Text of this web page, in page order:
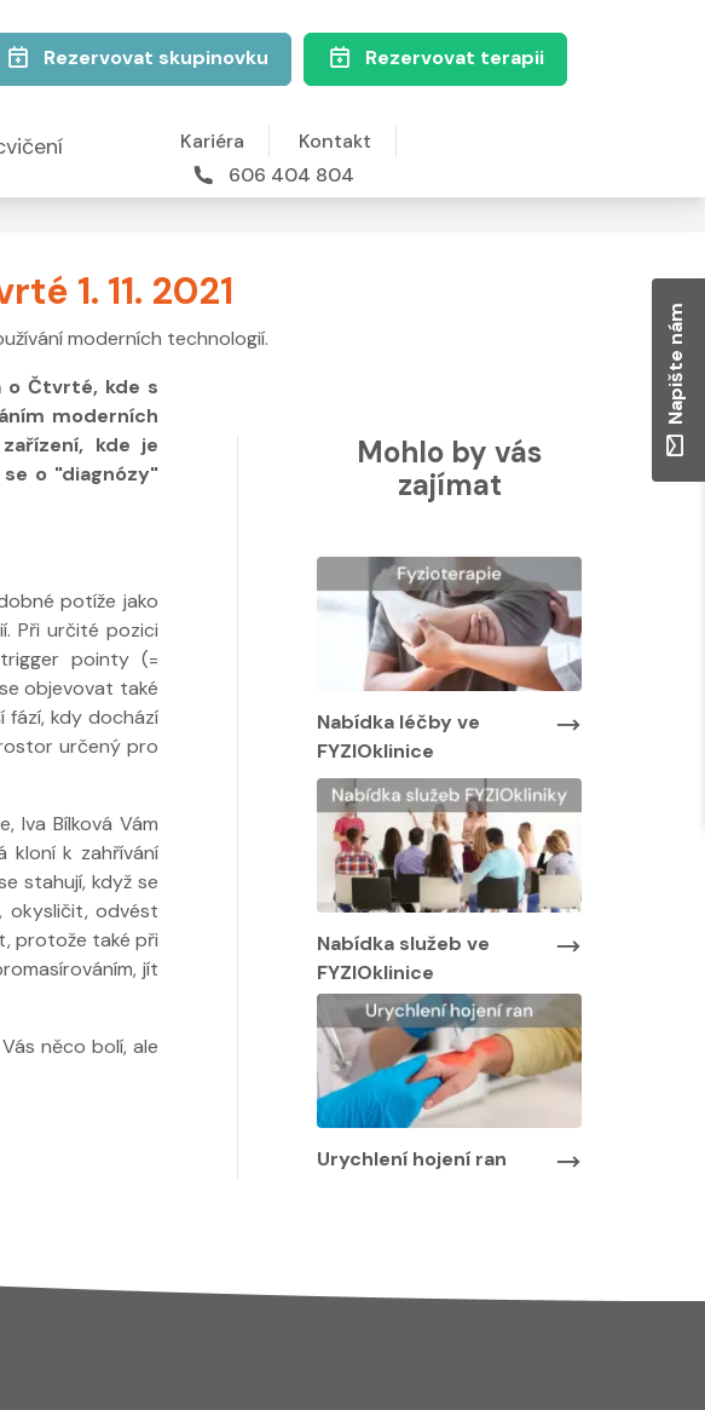
Rezervovat skupinovku Rezervovat terapii
Kariéra
Kontakt
606 404 804
1. 11. 2021
moderních technologií.
o Čtvrté, kde s
moderních
kde je
o "diagnózy"
potíže jako
Při určité pozici
pointy (=
objevovat také
fází, kdy dochází
určený pro
Iva Bílková Vám
kloní k zahřívání
stahují, když se
okysličit, odvést
protože také při
jít
něco bolí, ale
Mohlo by vás
zajímat
Nabídka léčby ve
FYZIOklinice
Nabídka léčby ve
FYZIOklinice
Nabídka služeb ve
FYZIOklinice
Urychlení hojení ran
Napište nám